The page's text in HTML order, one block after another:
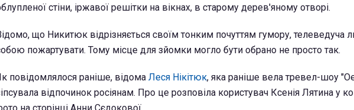
стіни, іржавої решітки на вікнах, в старому дерев'яному отворі.
що Никитюк відрізняється своїм тонким почуттям гумору, телеведуча
пожартувати. Тому місце для зйомки могло бути обрано не просто так.
повідомлялося раніше, відома Леся Нікітюк, яка раніше вела тревел-шоу
відпочинок росіянам. Про це розповіла користувач Ксенія Лятина у